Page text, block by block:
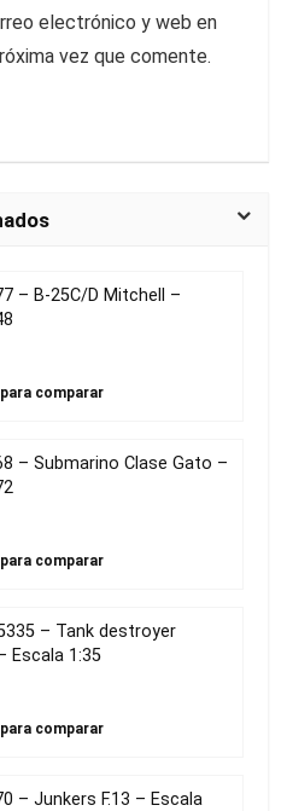
electrónico y web en
vez que comente.
– B-25C/D Mitchell –
comparar
– Submarino Clase Gato –
comparar
– Tank destroyer
Escala 1:35
comparar
– Junkers F.13 – Escala